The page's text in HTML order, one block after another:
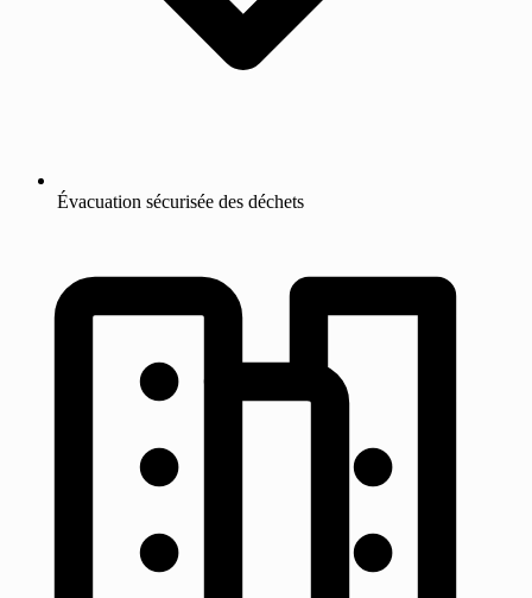
Évacuation sécurisée des déchets